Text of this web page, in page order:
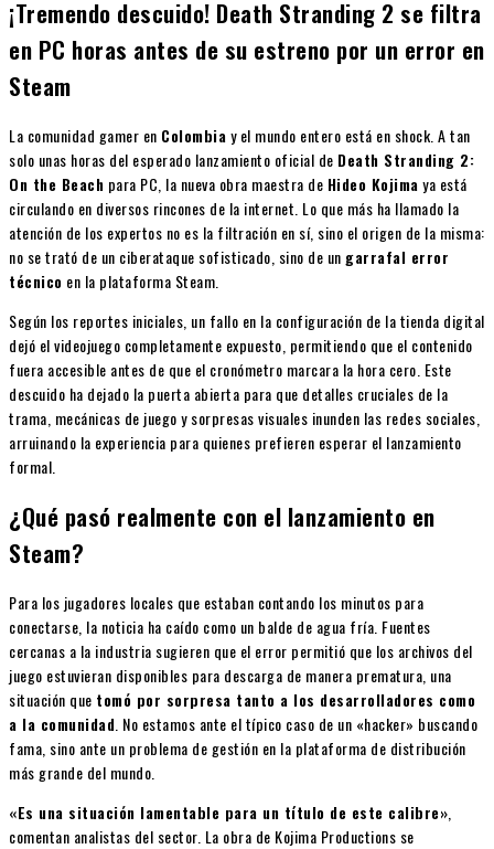
¡Tremendo descuido! Death Stranding 2 se filtra
en PC horas antes de su estreno por un error en
Steam
La comunidad gamer en Colombiay el mundo entero está en shock. A tan
solo unas horas del esperado lanzamiento oficial de Death Stranding 2:
On the Beach para PC, la nueva obra maestra de Hideo Kojimaya está
circulando en diversos rincones de la internet. Lo que más ha llamado la
atención de los expertos no es la filtración en sí, sino el origen de la misma:
no se trató de un ciberataque sofisticado, sino de un garrafal error
técnico en la plataforma Steam.
Según los reportes iniciales, un fallo en la configuración de la tienda digital
dejó el videojuego completamente expuesto, permitiendo que el contenido
fuera accesible antes de que el cronómetro marcara la hora cero. Este
descuido ha dejado la puerta abierta para que detalles cruciales de la
trama, mecánicas de juego y sorpresas visuales inunden las redes sociales,
arruinando la experiencia para quienes prefieren esperar el lanzamiento
formal.
¿Qué pasó realmente con el lanzamiento en
Steam?
Para los jugadores locales que estaban contando los minutos para
conectarse, la noticia ha caído como un balde de agua fría. Fuentes
cercanas a la industria sugieren que el error permitió que los archivos del
juego estuvieran disponibles para descarga de manera prematura, una
situación que tomó por sorpresa tanto a los desarrolladores como
a la comunidad . No estamos ante el típico caso de un «hacker» buscando
fama, sino ante un problema de gestión en la plataforma de distribución
más grande del mundo.
«Es una situación lamentable para un título de este calibre»
comentan analistas del sector. La obra de Kojima Productions se